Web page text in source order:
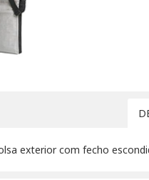
exterior com fecho